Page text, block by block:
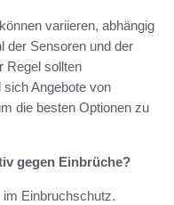
variieren, abhängig
der Sensoren und der
Regel sollten
sich Angebote von
die besten Optionen zu
gegen Einbrüche?
Einbruchschutz.